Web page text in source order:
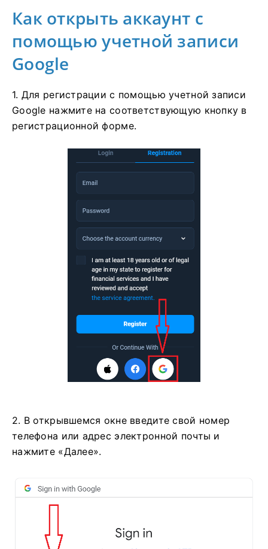
Как открыть аккаунт с
помощью учетной записи
Google
1. Для регистрации с помощью учетной записи
Google нажмите на соответствующую кнопку в
регистрационной форме.
2. В открывшемся окне введите свой номер
телефона или адрес электронной почты и
нажмите «Далее».